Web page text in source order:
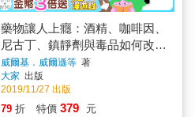
藥物讓人上癮：酒精、咖啡因、
尼古丁、鎮靜劑與毒品如何改變
我們的大腦與行為(全新增修版)
威爾基．威爾遜等著
大家 出版
2019/11/27 出版
79 折 特價 379 元